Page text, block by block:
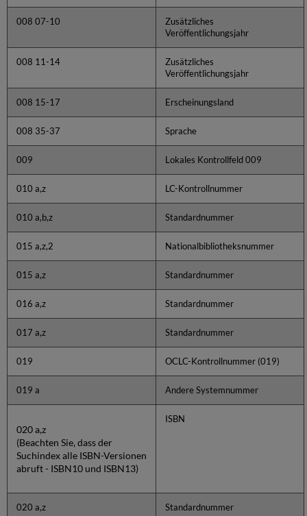
008 07-10
Zusätzliches
Veröffentlichungsjahr
008 11-14
Zusätzliches
Veröffentlichungsjahr
008 15-17 Erscheinungsland
008 35-37 Sprache
009 Lokales Kontrollfeld 009
010 a,z LC-Kontrollnummer
010 a,b,z Standardnummer
015 a,z,2 Nationalbibliotheksnummer
015 a,z Standardnummer
016 a,z Standardnummer
017 a,z Standardnummer
019 OCLC-Kontrollnummer (019)
019 a Andere Systemnummer
020 a,z
(Beachten Sie, dass der
Suchindex alle ISBN-Versionen
abruft - ISBN10 und ISBN13)
ISBN
020 a,z Standardnummer